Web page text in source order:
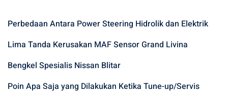
h
o
:
Perbedaan Antara Power Steering Hidrolik dan Elektrik
Lima Tanda Kerusakan MAF Sensor Grand Livina
Bengkel Spesialis Nissan Blitar
Poin Apa Saja yang Dilakukan Ketika Tune-up/Servis